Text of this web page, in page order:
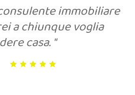
immobiliare
a chiunque voglia
casa.